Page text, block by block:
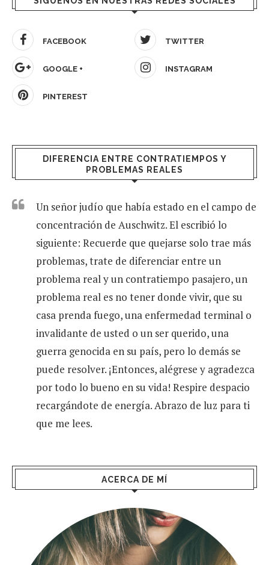
FACEBOOK TWITTER
GOOGLE + INSTAGRAM
PINTEREST
DIFERENCIA ENTRE CONTRATIEMPOS Y
PROBLEMAS REALES
Un señor judío que había estado en el campo de
concentración de Auschwitz. El escribió lo
siguiente: Recuerde que quejarse solo trae más
problemas, trate de diferenciar entre un
problema real y un contratiempo pasajero, un
problema real es no tener donde vivir, que su
casa prenda fuego, una enfermedad terminal o
invalidante de usted o un ser querido, una
guerra genocida en su país, pero lo demás se
puede resolver. ¡Entonces, alégrese y agradezca
por todo lo bueno en su vida! Respire despacio
recargándote de energía. Abrazo de luz para ti
que me lees.
ACERCA DE MÍ